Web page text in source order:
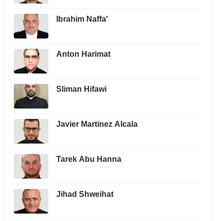
Ibrahim Naffa'
Anton Harimat
Sliman Hifawi
Javier Martinez Alcala
Tarek Abu Hanna
Jihad Shweihat